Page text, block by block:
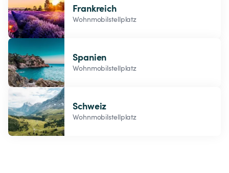
Frankreich
Wohnmobilstellplatz
Spanien
Wohnmobilstellplatz
Schweiz
Wohnmobilstellplatz